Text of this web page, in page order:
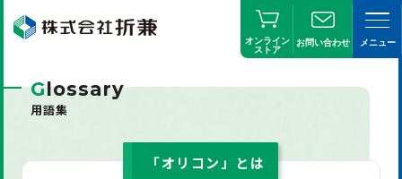
オンライン
ストア
お問い合わせ メニュー
Glossary
用語集
「オリコン」とは